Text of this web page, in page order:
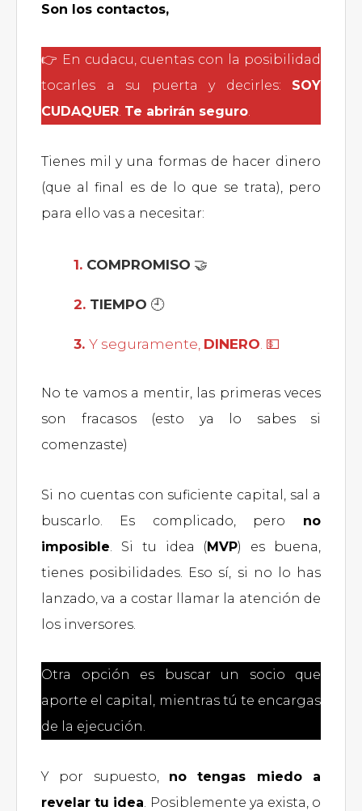
Son los contactos,
👉 En cudacu, cuentas con la posibilidad
tocarles a su puerta y decirles: SOY
CUDAQUER Te abrirán seguro
Tienes mil y una formas de hacer dinero
(que al final es de lo que se trata), pero
para ello vas a necesitar:
COMPROMISO 🤝
TIEMPO 🕘
Y seguramente, DINERO . 💵
No te vamos a mentir, las primeras veces
son fracasos (esto ya lo sabes si
comenzaste)
Si no cuentas con suficiente capital, sal a
buscarlo. Es complicado, pero no
imposible . Si tu idea (MVP) es buena,
tienes posibilidades. Eso sí, si no lo has
lanzado, va a costar llamar la atención de
los inversores.
Otra opción es buscar un socio que
aporte el capital, mientras tú te encargas
de la ejecución.
Y por supuesto, no tengas miedo a
revelar tu idea . Posiblemente ya exista, o